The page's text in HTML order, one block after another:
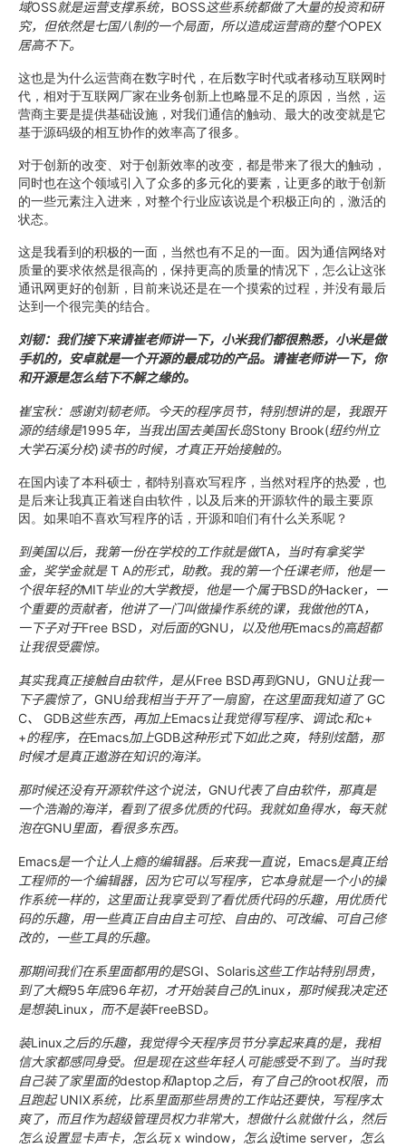
域OSS就是运营支撑系统， BOSS这些系统都做了大量的投资和研
究，但依然是七国八制的一个局面，所以造成运营商的整个OPEX
居高不下。
这也是为什么运营商在数字时代，在后数字时代或者移动互联网时
代，相对于互联网厂家在业务创新上也略显不足的原因，当然，运
营商主要是提供基础设施，对我们通信的触动、最大的改变就是它
基于源码级的相互协作的效率高了很多。
对于创新的改变、对于创新效率的改变，都是带来了很大的触动，
同时也在这个领域引入了众多的多元化的要素，让更多的敢于创新
的一些元素注入进来，对整个行业应该说是个积极正向的，激活的
状态。
这是我看到的积极的一面，当然也有不足的一面。因为通信网络对
质量的要求依然是很高的，保持更高的质量的情况下，怎么让这张
通讯网更好的创新，目前来说还是在一个摸索的过程，并没有最后
达到一个很完美的结合。
刘韧：我们接下来请崔老师讲一下，小米我们都很熟悉，小米是做
手机的，安卓就是一个开源的最成功的产品。请崔老师讲一下，你
和开源是怎么结下不解之缘的。
崔宝秋：感谢刘韧老师。今天的程序员节，特别想讲的是，我跟开
源的结缘是1995年，当我出国去美国长岛Stony Brook(纽约州立
大学石溪分校)读书的时候，才真正开始接触的。
在国内读了本科硕士，都特别喜欢写程序，当然对程序的热爱，也
是后来让我真正着迷自由软件，以及后来的开源软件的最主要原
因。如果咱不喜欢写程序的话，开源和咱们有什么关系呢？
到美国以后，我第一份在学校的工作就是做TA，当时有拿奖学
金，奖学金就是T A的形式，助教。我的第一个任课老师，他是一
个很年轻的MIT毕业的大学教授，他是一个属于BSD的Hacker，一
个重要的贡献者，他讲了一门叫做操作系统的课，我做他的TA，
一下子对于Free BSD，对后面的GNU，以及他用Emacs的高超都
让我很受震惊。
其实我真正接触自由软件，是从Free BSD再到GNU， GNU让我一
下子震惊了， GNU给我相当于开了一扇窗，在这里面我知道了GC
C、 GDB这些东西，再加上Emacs让我觉得写程序、调试c和c+
+的程序，在Emacs加上GDB这种形式下如此之爽，特别炫酷，那
时候才是真正遨游在知识的海洋。
那时候还没有开源软件这个说法， GNU代表了自由软件，那真是
一个浩瀚的海洋，看到了很多优质的代码。我就如鱼得水，每天就
泡在GNU里面，看很多东西。
Emacs是一个让人上瘾的编辑器。后来我一直说， Emacs是真正给
工程师的一个编辑器，因为它可以写程序，它本身就是一个小的操
作系统一样的，这里面让我享受到了看优质代码的乐趣，用优质代
码的乐趣，用一些真正自由自主可控、自由的、可改编、可自己修
改的，一些工具的乐趣。
那期间我们在系里面都用的是SGI、 Solaris这些工作站特别昂贵，
到了大概95年底96年初，才开始装自己的Linux ，那时候我决定还
是想装Linux ，而不是装FreeBSD。
装Linux之后的乐趣，我觉得今天程序员节分享起来真的是，我相
信大家都感同身受。但是现在这些年轻人可能感受不到了。当时我
自己装了家里面的destop和laptop之后，有了自己的root权限，而
且跑起UNIX系统，比系里面那些昂贵的工作站还要快，写程序太
爽了，而且作为超级管理员权力非常大，想做什么就做什么，然后
怎么设置显卡声卡，怎么玩x window，怎么设time server，怎么